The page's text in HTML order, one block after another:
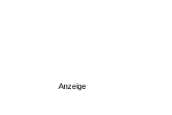
Anzeige